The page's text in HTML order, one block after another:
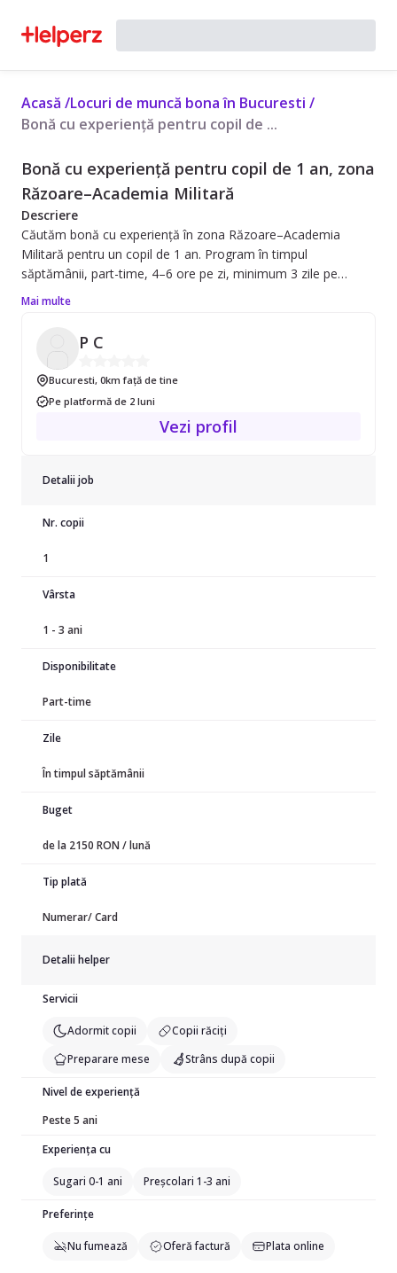
Acasă /Locuri de muncă bona în Bucuresti /
Bonă cu experiență pentru copil de ...
Bonă cu experiență pentru copil de 1 an, zona
Răzoare–Academia Militară
Descriere
Căutăm bonă cu experiență în zona Răzoare–Academia
Militară pentru un copil de 1 an. Program în timpul
săptămânii, part-time, 4–6 ore pe zi, minimum 3 zile pe
săptămână.
ale copilului: joacă, plimbări, somn, pregătirea și oferirea
meselor, precum și îngrijirea lui atunci când este răcit.
Profilul potrivit este al unei persoane serioase, răbdătoare și
cu experiență cu copii de aceeași vârstă.
Acceptăm doar colaborări cu bone verificate.
Mai multe
P C
Bucuresti, 0km față de tine
Pe platformă de 2 luni
Vezi profil
Detalii job
Nr. copii
1
Vârsta
1 - 3 ani
Disponibilitate
Part-time
Zile
În timpul săptămânii
Buget
de la 2150 RON / lună
Tip plată
Numerar/ Card
Detalii helper
Servicii
Adormit copii
Copii răciți
Preparare mese
Strâns după copii
Nivel de experiență
Peste 5 ani
Experiența cu
Sugari 0-1 ani Preșcolari 1-3 ani
Preferințe
Nu fumează Oferă factură Plata online